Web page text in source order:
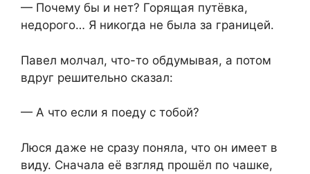
— Почему бы и нет? Горящая путёвка,
недорого… Я никогда не была за границей.
Павел молчал, что-то обдумывая, а потом
вдруг решительно сказал:
— А что если я поеду с тобой?
Люся даже не сразу поняла, что он имеет в
виду. Сначала её взгляд прошёл по чашке,